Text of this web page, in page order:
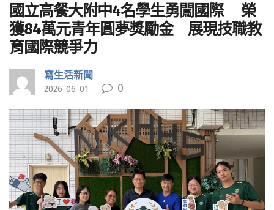
國立高餐大附中4名學生勇闖國際 榮
獲84萬元青年圓夢獎勵金 展現技職教
育國際競爭力
寫生活新聞
2026-06-01 0